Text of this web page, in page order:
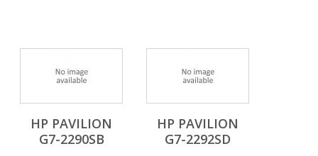
HP PAVILION
G7-2290SB
HP PAVILION
G7-2292SD